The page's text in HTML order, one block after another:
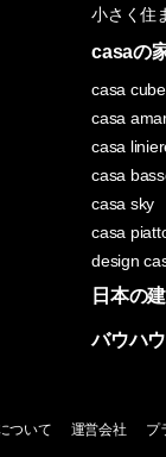
小さく住
casaの
casa cube
casa
casa
casa
casa sky
casa
design
日本の
バウハ
ついて 運営会社 プ